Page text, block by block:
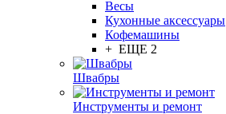
Весы
Кухонные аксессуары
Кофемашины
+ ЕЩЕ 2
Швабры
Инструменты и ремонт